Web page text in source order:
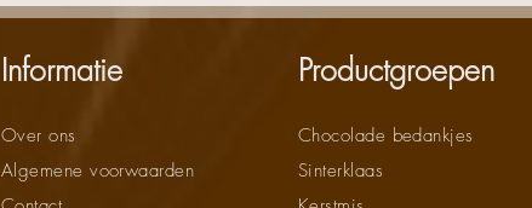
Informatie
Over ons
Algemene voorwaarden
Productgroepen
Chocolade bedankjes
Sinterklaas